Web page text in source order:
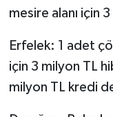
mesire alanı için
Erfelek: 1 adet
için 3 milyon TL
milyon TL kredi